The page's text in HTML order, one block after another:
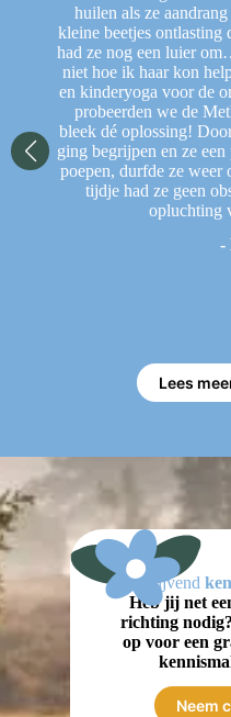
huilen als ze
kleine beetjes
had ze nog een luier
niet hoe ik haar kon
en kinderyoga voor de
probeerden we de
bleek dé oplossing!
ging begrijpen en ze
poepen, durfde ze weer
tijdje had ze geen
opluchting
-
Lees
Vrijblijvend
Heb jij net
richting
op voor een
Neem